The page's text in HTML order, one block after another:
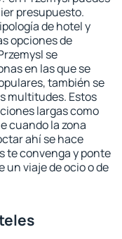
presupuesto.
de hotel y
opciones de
se
en las que se
también se
multitudes. Estos
largas como
cuando la zona
ahí se hace
te convenga y ponte
un viaje de ocio o de